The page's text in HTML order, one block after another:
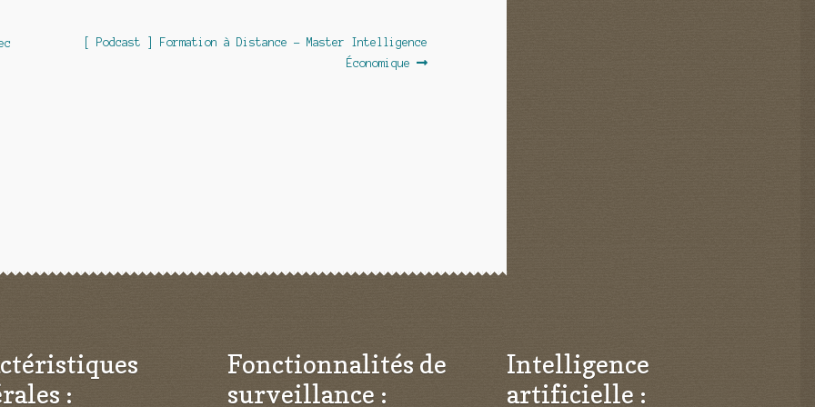
Article
[ Podcast ] Formation à Distance – Master Intelligence
Économique
:
Fonctionnalités de
surveillance :
Intelligence
artificielle :